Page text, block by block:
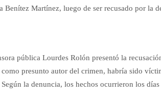
Benítez Martínez, luego de ser recusado por la
pública Lourdes Rolón presentó la
como presunto autor del crimen, habría sido
la denuncia, los hechos ocurrieron los